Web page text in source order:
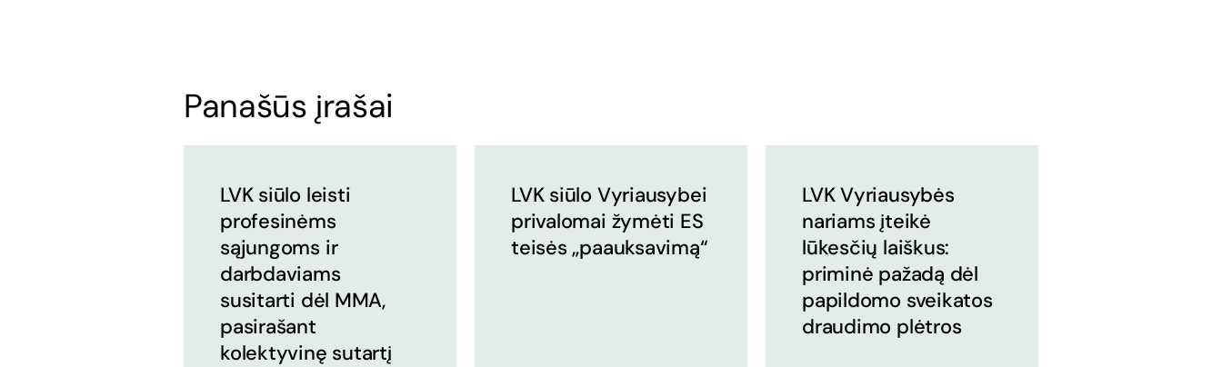
Panašūs įrašai
LVK siūlo leisti
profesinėms
sąjungoms ir
darbdaviams
susitarti dėl MMA,
pasirašant
kolektyvinę sutartį
LVK siūlo Vyriausybei
privalomai žymėti ES
teisės „paauksavimą“
LVK Vyriausybės
nariams įteikė
lūkesčių laiškus:
priminė pažadą dėl
papildomo sveikatos
draudimo plėtros